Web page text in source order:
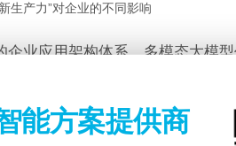
生产力”对企业的不同影响
企业应用架构体系。多模态大模
化、业务应用与场景映射四个维
能方案提供商